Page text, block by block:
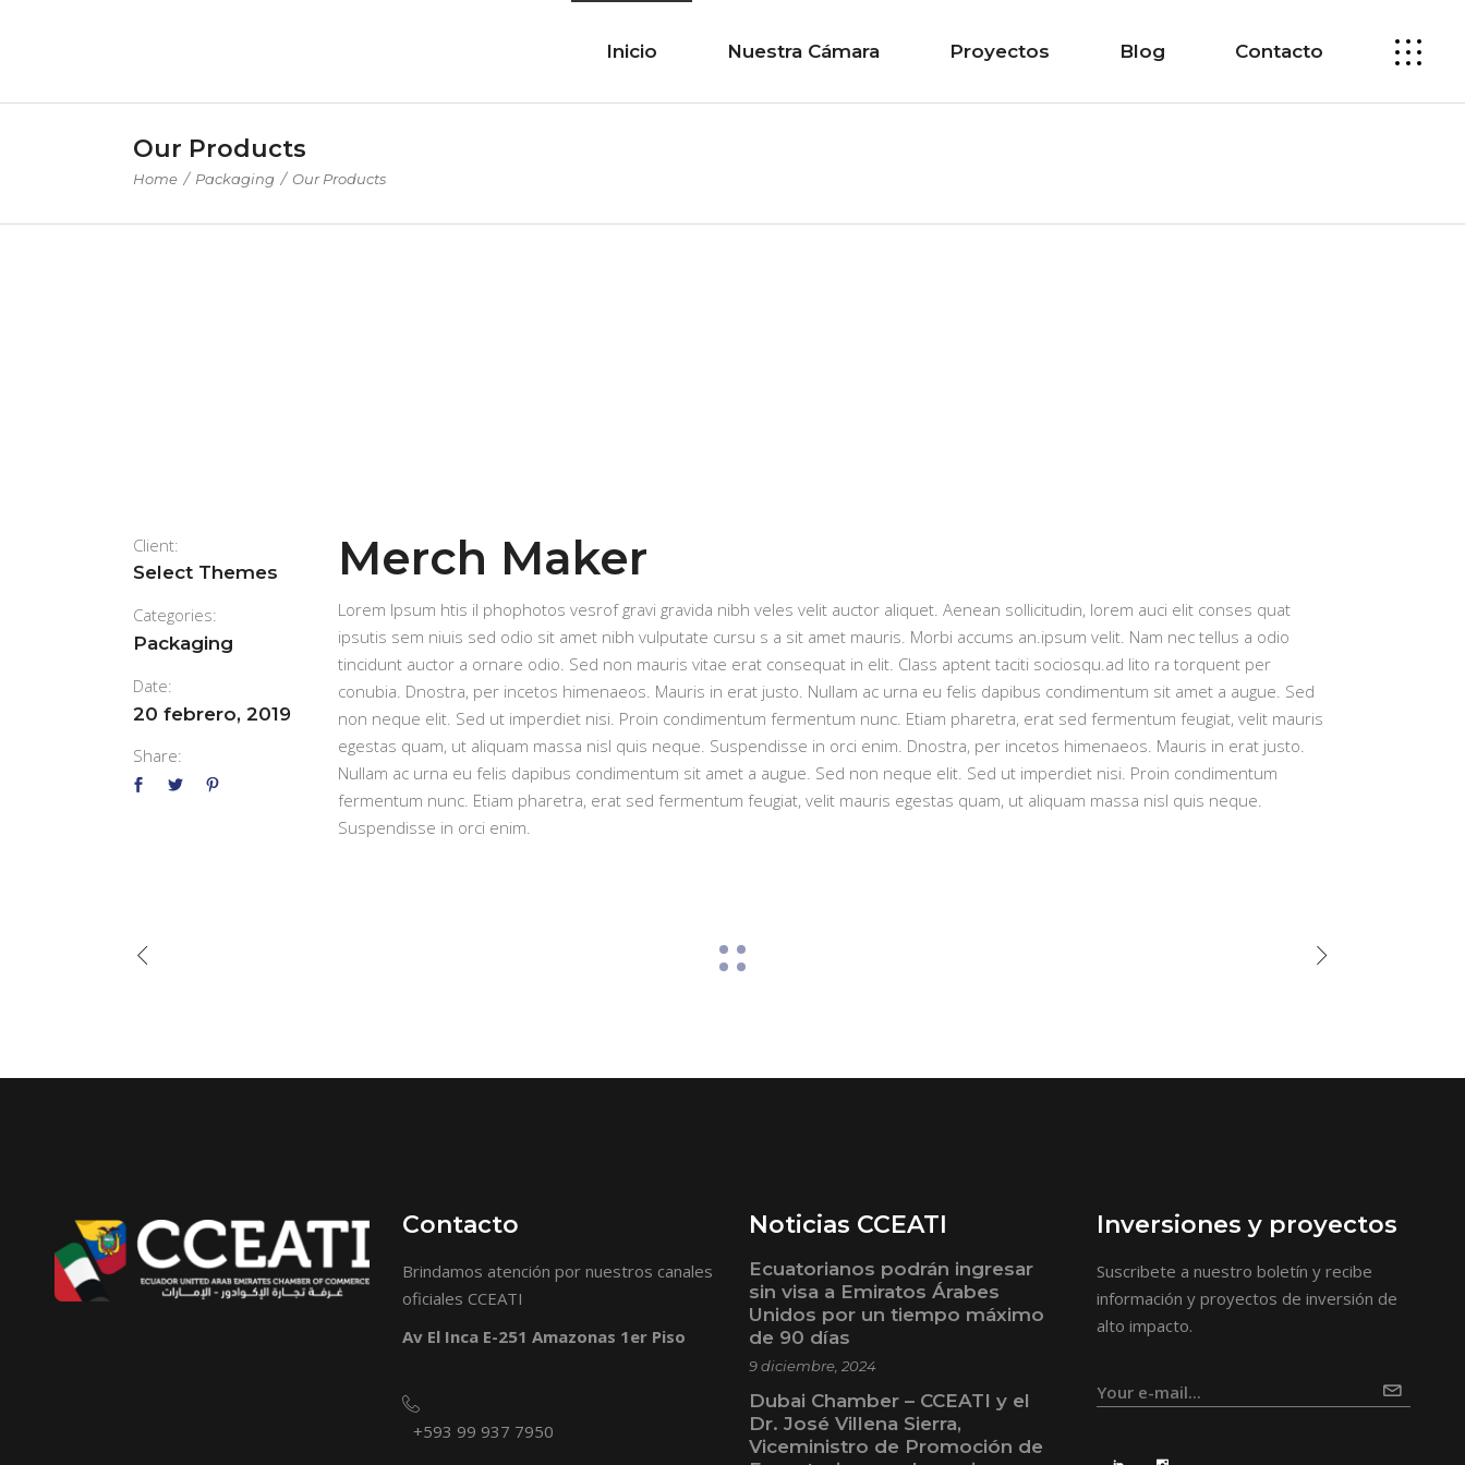
Inicio Nuestra Cámara Proyectos Blog Contacto
Our Products
Home / Packaging / Our Products
Client:
Select Themes
Categories:
Packaging
Date:
20 febrero, 2019
Share:
Merch Maker
Lorem Ipsum htis il phophotos vesrof gravi gravida nibh veles velit auctor aliquet. Aenean sollicitudin, lorem auci elit conses quat
ipsutis sem niuis sed odio sit amet nibh vulputate cursu s a sit amet mauris. Morbi accums an.ipsum velit. Nam nec tellus a odio
tincidunt auctor a ornare odio. Sed non mauris vitae erat consequat in elit. Class aptent taciti sociosqu.ad lito ra torquent per
conubia. Dnostra, per incetos himenaeos. Mauris in erat justo. Nullam ac urna eu felis dapibus condimentum sit amet a augue. Sed
non neque elit. Sed ut imperdiet nisi. Proin condimentum fermentum nunc. Etiam pharetra, erat sed fermentum feugiat, velit mauris
egestas quam, ut aliquam massa nisl quis neque. Suspendisse in orci enim. Dnostra, per incetos himenaeos. Mauris in erat justo.
Nullam ac urna eu felis dapibus condimentum sit amet a augue. Sed non neque elit. Sed ut imperdiet nisi. Proin condimentum
fermentum nunc. Etiam pharetra, erat sed fermentum feugiat, velit mauris egestas quam, ut aliquam massa nisl quis neque.
Suspendisse in orci enim.
Contacto
Brindamos atención por nuestros canales
oficiales CCEATI
Av El Inca E-251 Amazonas 1er Piso
+593 99 937 7950
Noticias CCEATI
Ecuatorianos podrán ingresar
sin visa a Emiratos Árabes
Unidos por un tiempo máximo
de 90 días
9 diciembre, 2024
Dubai Chamber – CCEATI y el
Dr. José Villena Sierra,
Viceministro de Promoción de
Inversiones y proyectos
Suscribete a nuestro boletín y recibe
información y proyectos de inversión de
alto impacto.